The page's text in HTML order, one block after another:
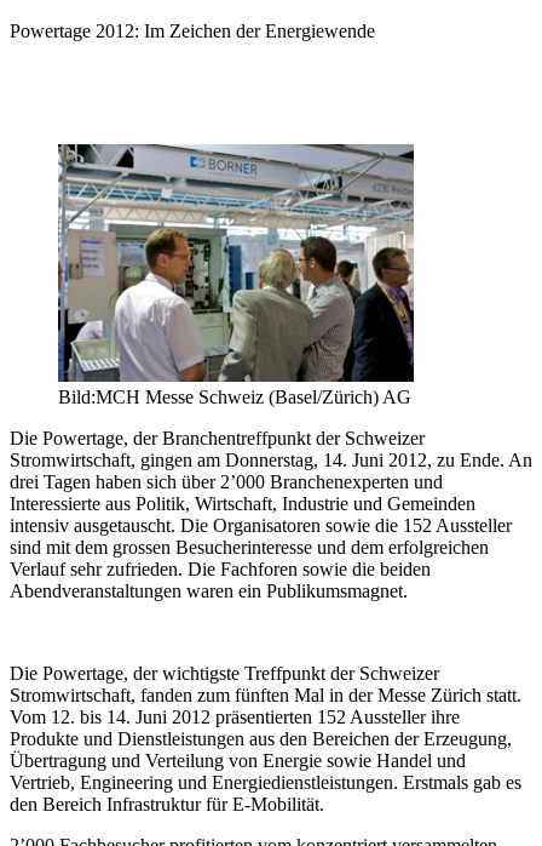
Powertage 2012: Im Zeichen der Energiewende
Bild:MCH Messe Schweiz (Basel/Zürich) AG
Die Powertage, der Branchentreffpunkt der Schweizer
Stromwirtschaft, gingen am Donnerstag, 14. Juni 2012, zu Ende. An
drei Tagen haben sich über 2’000 Branchenexperten und
Interessierte aus Politik, Wirtschaft, Industrie und Gemeinden
intensiv ausgetauscht. Die Organisatoren sowie die 152 Aussteller
sind mit dem grossen Besucherinteresse und dem erfolgreichen
Verlauf sehr zufrieden. Die Fachforen sowie die beiden
Abendveranstaltungen waren ein Publikumsmagnet.
Die Powertage, der wichtigste Treffpunkt der Schweizer
Stromwirtschaft, fanden zum fünften Mal in der Messe Zürich statt.
Vom 12. bis 14. Juni 2012 präsentierten 152 Aussteller ihre
Produkte und Dienstleistungen aus den Bereichen der Erzeugung,
Übertragung und Verteilung von Energie sowie Handel und
Vertrieb, Engineering und Energiedienstleistungen. Erstmals gab es
den Bereich Infrastruktur für E-Mobilität.